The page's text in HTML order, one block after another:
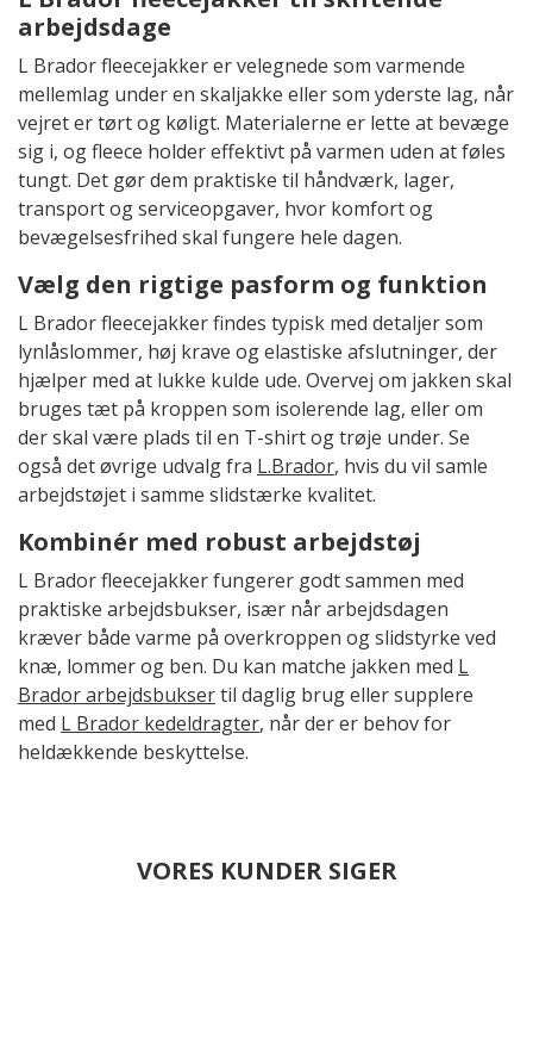
arbejdsdage
L Brador fleecejakker er velegnede som varmende
mellemlag under en skaljakke eller som yderste lag, når
vejret er tørt og køligt. Materialerne er lette at bevæge
sig i, og fleece holder effektivt på varmen uden at føles
tungt. Det gør dem praktiske til håndværk, lager,
transport og serviceopgaver, hvor komfort og
bevægelsesfrihed skal fungere hele dagen.
Vælg den rigtige pasform og funktion
L Brador fleecejakker findes typisk med detaljer som
lynlåslommer, høj krave og elastiske afslutninger, der
hjælper med at lukke kulde ude. Overvej om jakken skal
bruges tæt på kroppen som isolerende lag, eller om
der skal være plads til en T-shirt og trøje under. Se
også det øvrige udvalg fra L.Brador, hvis du vil samle
arbejdstøjet i samme slidstærke kvalitet.
Kombinér med robust arbejdstøj
L Brador fleecejakker fungerer godt sammen med
praktiske arbejdsbukser, især når arbejdsdagen
kræver både varme på overkroppen og slidstyrke ved
knæ, lommer og ben. Du kan matche jakken med L
Brador arbejdsbuksertil daglig brug eller supplere
med L Brador kedeldragter, når der er behov for
heldækkende beskyttelse.
VORES KUNDER SIGER